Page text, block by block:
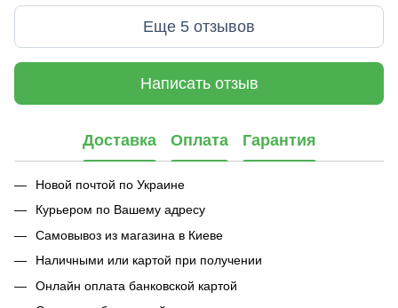
Еще 5 отзывов
Написать отзыв
Доставка Оплата Гарантия
Новой почтой по Украине
Курьером по Вашему адресу
Самовывоз из магазина в Киеве
Наличными или картой при получении
Онлайн оплата банковской картой